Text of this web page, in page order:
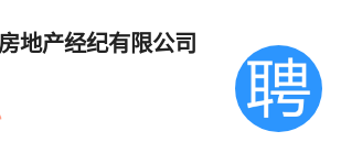
地产经纪有限公司